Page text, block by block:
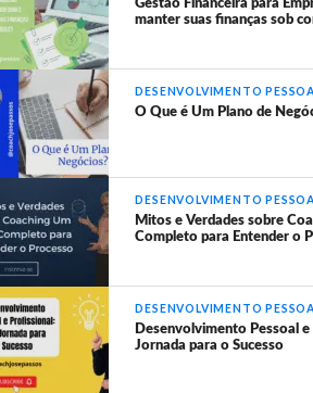
Gestão Financeira para
manter suas finanças sob
DESENVOLVIMENTO
O Que é Um Plano de
DESENVOLVIMENTO
Mitos e Verdades sobre
Completo para Entender o
DESENVOLVIMENTO
Desenvolvimento Pessoal
Jornada para o Sucesso